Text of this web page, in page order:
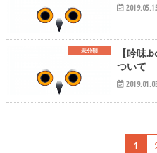
未分類
【吟味
ついて
1